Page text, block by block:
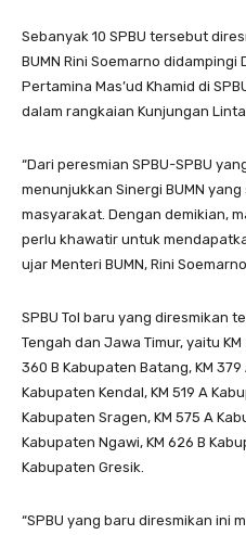
Sebanyak 10 SPBU tersebut
BUMN Rini Soemarno
Pertamina Mas’ud Khamid di
dalam rangkaian Kunjungan
“Dari peresmian SPBU-SPBU
menunjukkan Sinergi BUMN
masyarakat. Dengan demikian,
perlu khawatir untuk
ujar Menteri BUMN, Rini Soemarno.
SPBU Tol baru yang diresmikan
Tengah dan Jawa Timur, yaitu
360 B Kabupaten Batang, KM
Kabupaten Kendal, KM 519 A
Kabupaten Sragen, KM 575 A
Kabupaten Ngawi, KM 626 B
Kabupaten Gresik.
“SPBU yang baru diresmikan ini